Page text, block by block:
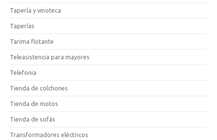
Tapería y vinoteca
Taperías
Tarima flotante
Teleasistencia para mayores
Telefonia
Tienda de colchones
Tienda de motos
Tienda de sofás
Transformadores eléctricos